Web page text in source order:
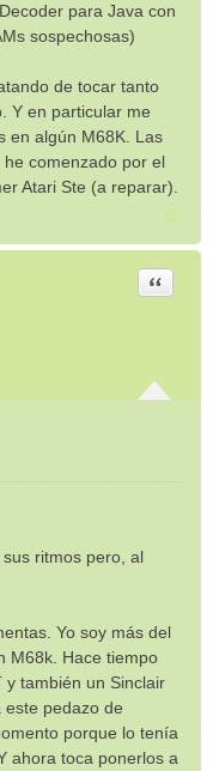
para Java con
sospechosas)
de tocar tanto
Y en particular me
en algún M68K. Las
comenzado por el
Atari Ste (a reparar).
Citar
ritmos pero, al
Yo soy más del
M68k. Hace tiempo
y también un Sinclair
pedazo de
porque lo tenía
ahora toca ponerlos a